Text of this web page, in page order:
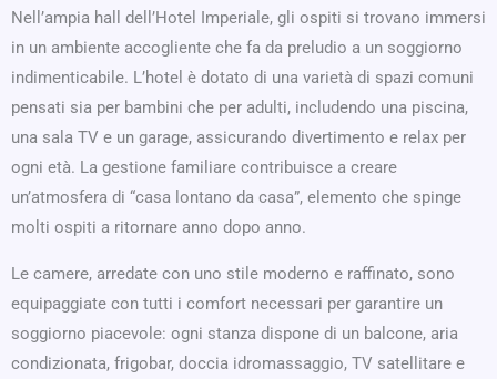
Nell’ampia hall dell’Hotel Imperiale, gli ospiti si trovano immersi
in un ambiente accogliente che fa da preludio a un soggiorno
indimenticabile. L’hotel è dotato di una varietà di spazi comuni
pensati sia per bambini che per adulti, includendo una piscina,
una sala TV e un garage, assicurando divertimento e relax per
ogni età. La gestione familiare contribuisce a creare
un’atmosfera di “casa lontano da casa”, elemento che spinge
molti ospiti a ritornare anno dopo anno.
Le camere, arredate con uno stile moderno e raffinato, sono
equipaggiate con tutti i comfort necessari per garantire un
soggiorno piacevole: ogni stanza dispone di un balcone, aria
condizionata, frigobar, doccia idromassaggio, TV satellitare e